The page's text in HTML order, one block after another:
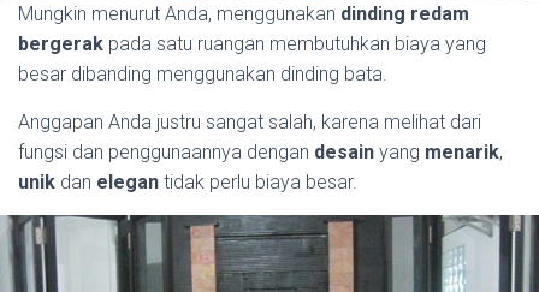
Mungkin menurut Anda, menggunakan dinding redam
bergerak pada satu ruangan membutuhkan biaya yang
besar dibanding menggunakan dinding bata.
Anggapan Anda justru sangat salah, karena melihat dari
fungsi dan penggunaannya dengan desain yang menarik,
unik dan elegan tidak perlu biaya besar.